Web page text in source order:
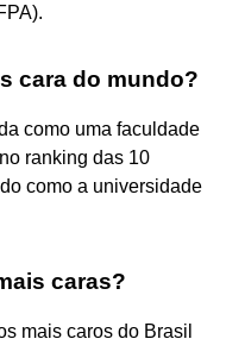
cara do mundo?
como uma faculdade
ranking das 10
como a universidade
caras?
mais caros do Brasil